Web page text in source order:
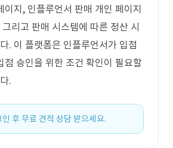
이지, 인플루언서 판매 개인 페이지
리고 판매 시스템에 따른 정산 시
. 이 플랫폼은 인플루언서가 입점
점 승인을 위한 조건 확인이 필요할
.
인 후 무료 견적 상담 받으세요.